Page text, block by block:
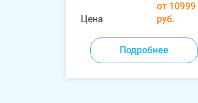
Цена
от 10999
руб.
Подробнее